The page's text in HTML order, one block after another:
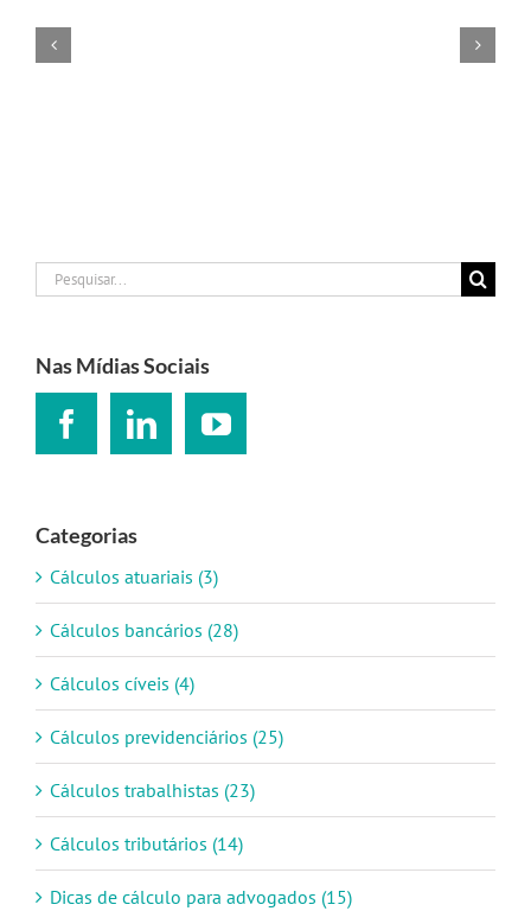
Buscar
resultados
Nas Mídias Sociais
Categorias
Cálculos atuariais (3)
Cálculos bancários (28)
Cálculos cíveis (4)
Cálculos previdenciários (25)
Cálculos trabalhistas (23)
Cálculos tributários (14)
Dicas de cálculo para advogados (15)